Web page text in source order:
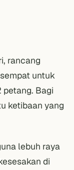
rancang
untuk
Bagi
ketibaan yang
lebuh raya
di